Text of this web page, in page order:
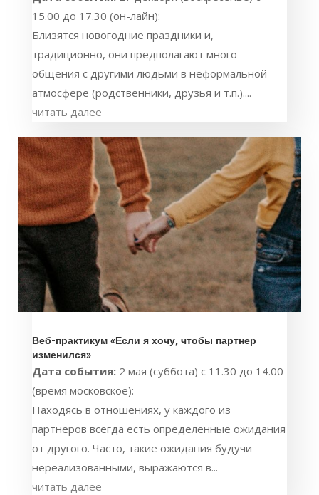
15.00 до 17.30 (он-лайн):
Близятся новогодние праздники и,
традиционно, они предполагают много
общения с другими людьми в неформальной
атмосфере (родственники, друзья и т.п.)....
читать далее
Веб-практикум «Если я хочу, чтобы партнер
изменился»
Дата события: 2 мая (суббота) с 11.30 до 14.00
(время московское):
Находясь в отношениях, у каждого из
партнеров всегда есть определенные ожидания
от другого. Часто, такие ожидания будучи
нереализованными, выражаются в...
читать далее